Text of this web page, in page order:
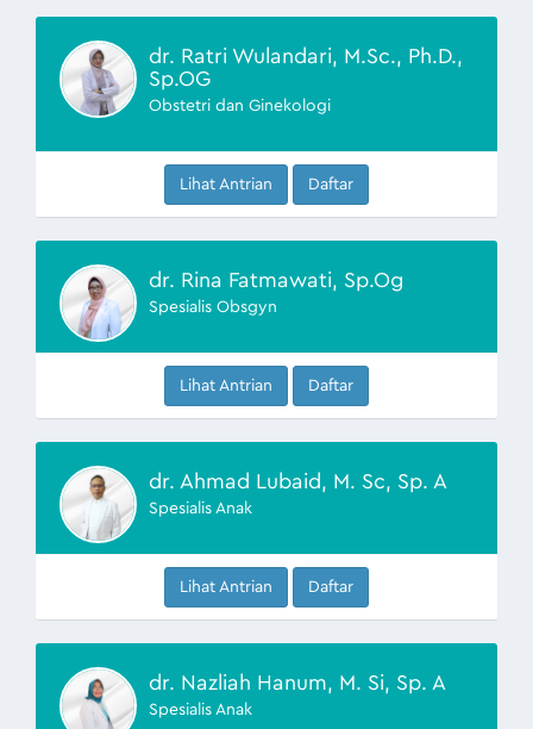
dr. Ratri Wulandari, M.Sc., Ph.D.,
Sp.OG
Obstetri dan Ginekologi
Lihat Antrian Daftar
dr. Rina Fatmawati, Sp.Og
Spesialis Obsgyn
Lihat Antrian Daftar
dr. Ahmad Lubaid, M. Sc, Sp. A
Spesialis Anak
Lihat Antrian Daftar
dr. Nazliah Hanum, M. Si, Sp. A
Spesialis Anak